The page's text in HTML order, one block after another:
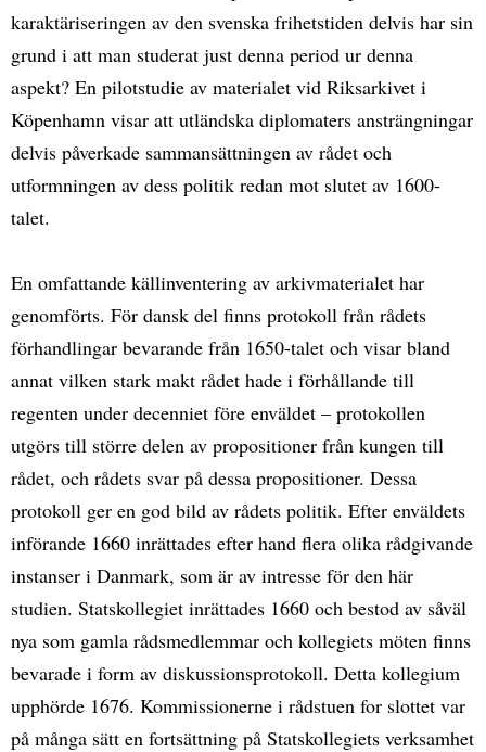
karaktäriseringen av den svenska frihetstiden delvis har sin
grund i att man studerat just denna period ur denna
aspekt? En pilotstudie av materialet vid Riksarkivet i
Köpenhamn visar att utländska diplomaters ansträngningar
delvis påverkade sammansättningen av rådet och
utformningen av dess politik redan mot slutet av 1600-
talet.
En omfattande källinventering av arkivmaterialet har
genomförts. För dansk del finns protokoll från rådets
förhandlingar bevarande från 1650-talet och visar bland
annat vilken stark makt rådet hade i förhållande till
regenten under decenniet före enväldet – protokollen
utgörs till större delen av propositioner från kungen till
rådet, och rådets svar på dessa propositioner. Dessa
protokoll ger en god bild av rådets politik. Efter enväldets
införande 1660 inrättades efter hand flera olika rådgivande
instanser i Danmark, som är av intresse för den här
studien. Statskollegiet inrättades 1660 och bestod av såväl
nya som gamla rådsmedlemmar och kollegiets möten finns
bevarade i form av diskussionsprotokoll. Detta kollegium
upphörde 1676. Kommissionerne i rådstuen for slottet var
på många sätt en fortsättning på Statskollegiets verksamhet